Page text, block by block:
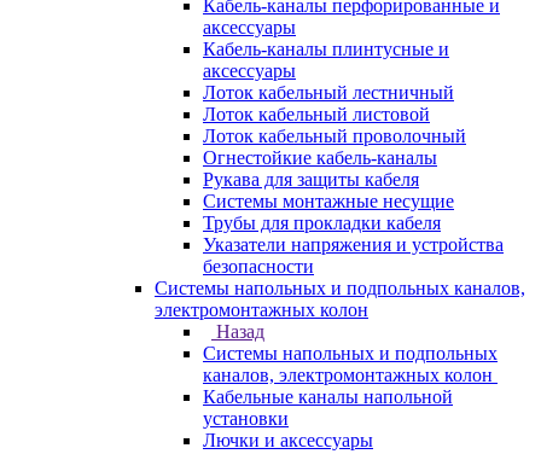
Кабель-каналы перфорированные и
аксессуары
Кабель-каналы плинтусные и
аксессуары
Лоток кабельный лестничный
Лоток кабельный листовой
Лоток кабельный проволочный
Огнестойкие кабель-каналы
Рукава для защиты кабеля
Системы монтажные несущие
Трубы для прокладки кабеля
Указатели напряжения и устройства
безопасности
Системы напольных и подпольных каналов,
электромонтажных колон
Назад
Системы напольных и подпольных
каналов, электромонтажных колон
Кабельные каналы напольной
установки
Лючки и аксессуары